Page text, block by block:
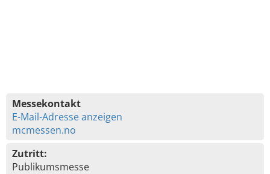
Messekontakt
E-Mail-Adresse anzeigen
mcmessen.no
Zutritt:
Publikumsmesse